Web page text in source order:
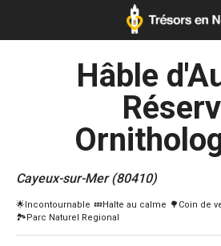
Hâble
Cayeux-sur-Mer (80410)